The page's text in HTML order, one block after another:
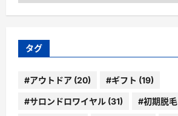
カ
ブ
タグ
#アウトドア (20) #ギフト (19)
#サロンドロワイヤル (31) #初期脱毛